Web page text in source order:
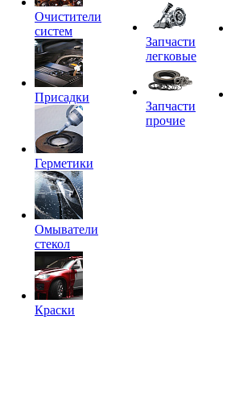
Очистители
систем
Присадки
Герметики
Омыватели
стекол
Краски
Запчасти
легковые
Запчасти
прочие